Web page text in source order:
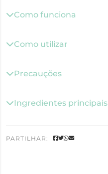
Como funciona
Como utilizar
Precauções
Ingredientes principais
PARTILHAR: